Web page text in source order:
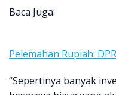
Baca Juga:
Pelemahan Rupiah:
“Sepertinya banyak